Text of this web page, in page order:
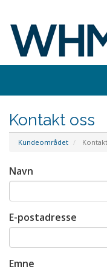
Kontakt oss
Kundeområdet
Navn
E-postadresse
Emne